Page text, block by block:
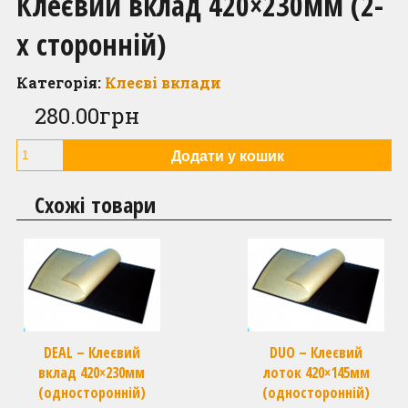
Контакти
х сторонній)
Категорія: Клеєві вклади
280.00грн
DEAL
-
вклад
420x230мм
сторонній)
quantity
Додати у кошик
Схожі товари
DEAL – Клеєвий
вклад 420×230мм
(односторонній)
DUO – Клеєвий
лоток 420×145мм
(односторонній)